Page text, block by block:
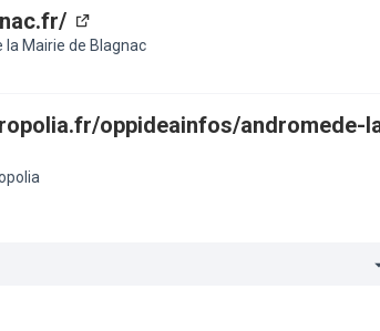
d’urbanisme ainsi que sur
(Lien externe)
Mairie de Blagnac
oppideainfos/